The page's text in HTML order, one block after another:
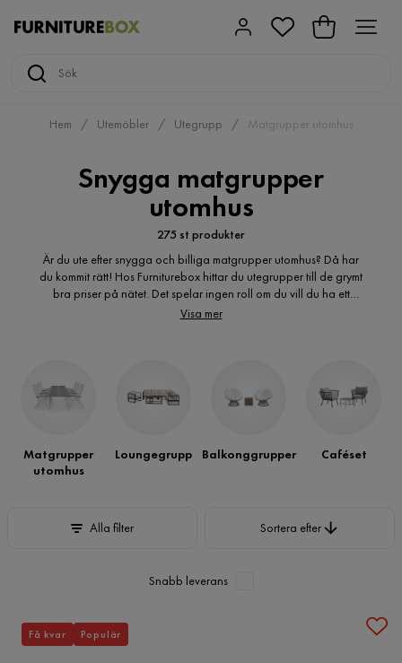
Hem Utemöbler Utegrupp Matgrupper utomhus
Snygga matgrupper
utomhus
275 st produkter
Är du ute efter snygga och billiga matgrupper utomhus? Då har
du kommit rätt! Hos Furniturebox hittar du utegrupper till de grymt
bra priser på nätet. Det spelar ingen roll om du vill du ha ett
klassiskt eller modernt uttryck, hos Furniturebox hittar du flera
söker. Altanmöbler online i många olika varianter och utföranden
Visa mer
Matgrupper
utomhus
Loungegrupp Balkonggrupper Caféset
Alla filter Sortera efter
Snabb leverans
Få kvar Populär